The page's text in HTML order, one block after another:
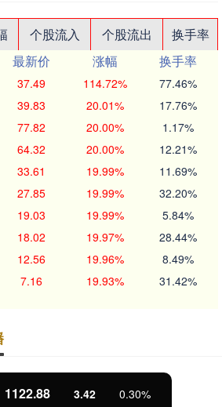
个股流入 个股流出
换手率
最新价 涨幅
换手率
37.49 114.72% 77.46%
39.83 20.01% 17.76%
77.82 20.00% 1.17%
64.32 20.00% 12.21%
33.61 19.99% 11.69%
27.85 19.99% 32.20%
19.03 19.99% 5.84%
18.02 19.97% 28.44%
12.56 19.96% 8.49%
7.16 19.93% 31.42%
1122.88 3.42 0.30%